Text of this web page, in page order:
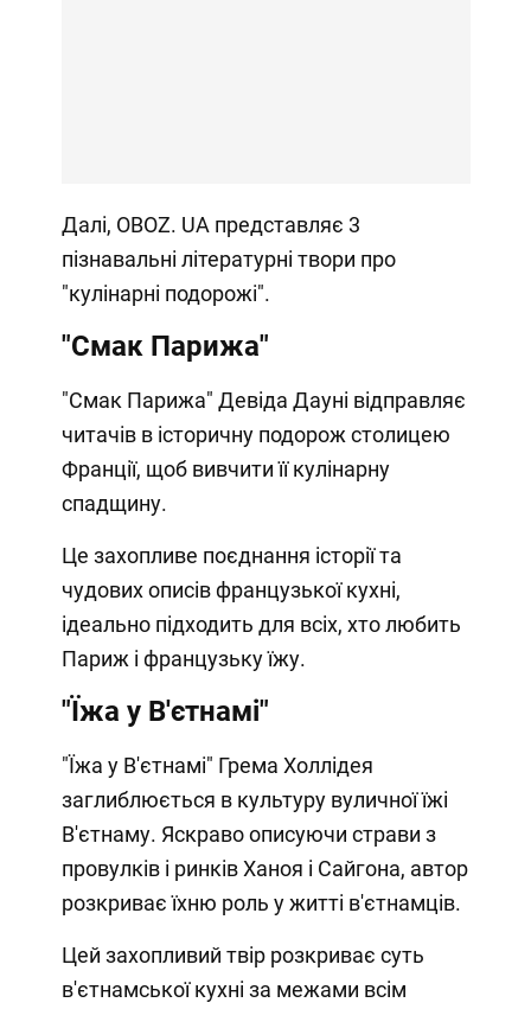
Далі, OBOZ. UA представляє 3
пізнавальні літературні твори про
"кулінарні подорожі".
"Смак Парижа"
"Смак Парижа" Девіда Дауні відправляє
читачів в історичну подорож столицею
Франції, щоб вивчити її кулінарну
спадщину.
Це захопливе поєднання історії та
чудових описів французької кухні,
ідеально підходить для всіх, хто любить
Париж і французьку їжу.
"Їжа у В'єтнамі"
"Їжа у В'єтнамі" Грема Холлідея
заглиблюється в культуру вуличної їжі
В'єтнаму. Яскраво описуючи страви з
провулків і ринків Ханоя і Сайгона, автор
розкриває їхню роль у житті в'єтнамців.
Цей захопливий твір розкриває суть
в'єтнамської кухні за межами всім